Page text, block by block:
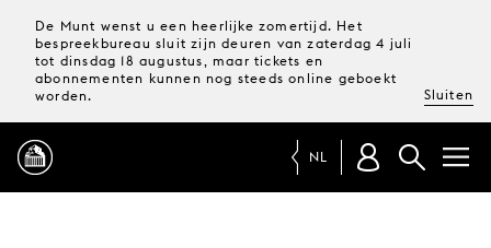
De Munt wenst u een heerlijke zomertijd. Het
bespreekbureau sluit zijn deuren van zaterdag 4 juli
tot dinsdag 18 augustus, maar tickets en
abonnementen kunnen nog steeds online geboekt
worden.
Sluiten
NL